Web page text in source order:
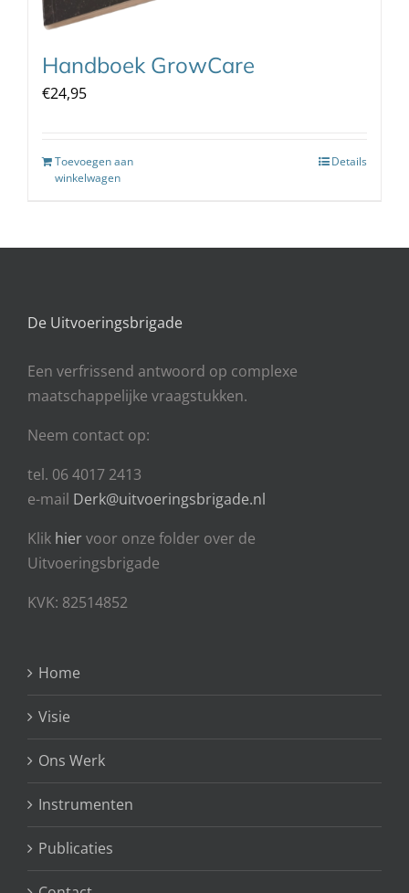
Handboek GrowCare
€24,95
Toevoegen aan
winkelwagen
Details
De Uitvoeringsbrigade
Een verfrissend antwoord op complexe
maatschappelijke vraagstukken.
Neem contact op:
tel. 06 4017 2413
e-mail Derk@uitvoeringsbrigade.nl
Klik hiervoor onze folder over de
Uitvoeringsbrigade
KVK: 82514852
Home
Visie
Ons Werk
Instrumenten
Publicaties